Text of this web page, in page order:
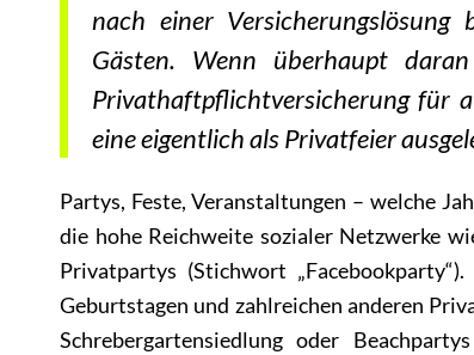
nach einer
Gästen. Wenn überhaupt
Privathaftpflichtversicherung für
eine eigentlich als Privatfeier
Partys, Feste, Veranstaltungen – welche
die hohe Reichweite sozialer Netzwerke
Privatpartys (Stichwort
Geburtstagen und zahlreichen anderen
Schrebergartensiedlung oder